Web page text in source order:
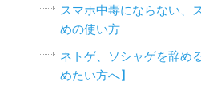
スマホ中毒にならない、
めの使い方
ネトゲ、ソシャゲを辞め
めたい方へ】